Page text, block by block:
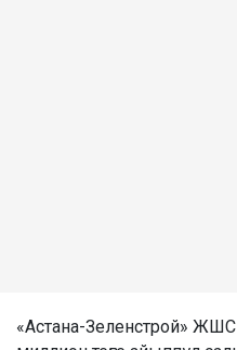
«Астана-Зеленстрой»